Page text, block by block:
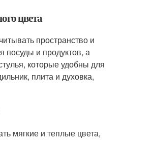
цвета
пространство и
и продуктов, а
которые удобны для
плита и духовка,
мягкие и теплые цвета,